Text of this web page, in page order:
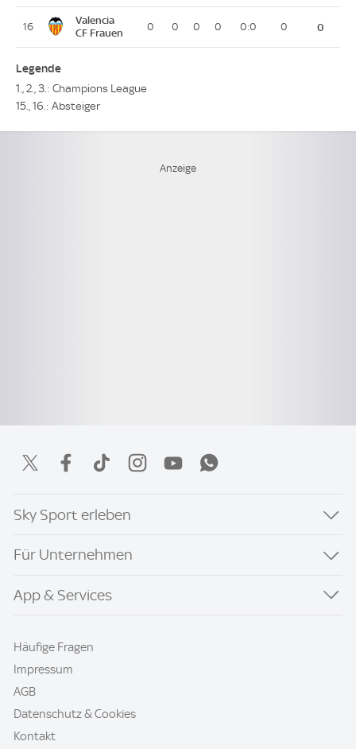
16
Valencia
CF Frauen
0 0 0 0 0:0 0 0
Legende
1., 2., 3.: Champions League
15., 16.: Absteiger
Sky Sport erleben
Für Unternehmen
App & Services
Häufige Fragen
Impressum
AGB
Datenschutz & Cookies
Kontakt